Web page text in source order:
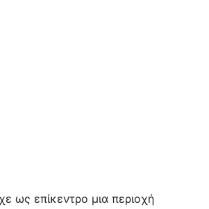
ως επίκεντρο μια περιοχή